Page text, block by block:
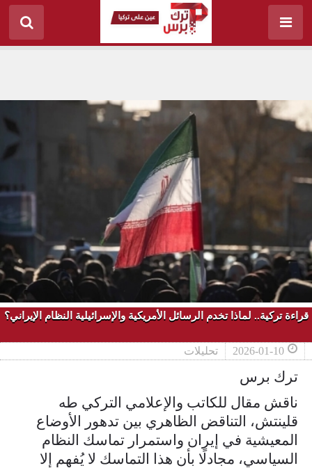
قراءة تركية.. لماذا تخدم الرسائل الأمريكية والإسرائيلية النظام الإيراني؟
2026-01-10 تحليلات
ترك برس
ناقش مقال للكاتب والإعلامي التركي طه
قلينتش، التناقض الظاهري بين تدهور الأوضاع
المعيشية في إيران واستمرار تماسك النظام
السياسي، مجادلًا بأن هذا التماسك لا يُفهم إلا